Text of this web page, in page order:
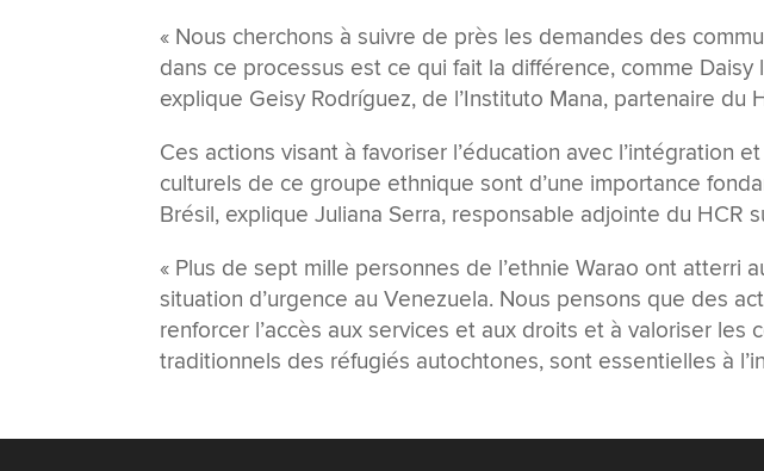
« Nous cherchons à suivre de près les demandes des
dans ce processus est ce qui fait la différence, comme Daisy
explique Geisy Rodríguez, de l’Instituto Mana, partenaire du
Ces actions visant à favoriser l’éducation avec l’intégration
culturels de ce groupe ethnique sont d’une importance
Brésil, explique Juliana Serra, responsable adjointe du HCR
« Plus de sept mille personnes de l’ethnie Warao ont atterri
situation d’urgence au Venezuela. Nous pensons que des
renforcer l’accès aux services et aux droits et à valoriser les
traditionnels des réfugiés autochtones, sont essentielles à